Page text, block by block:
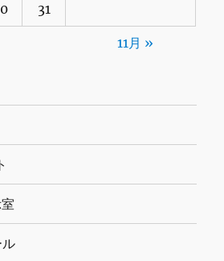
31
11月 »